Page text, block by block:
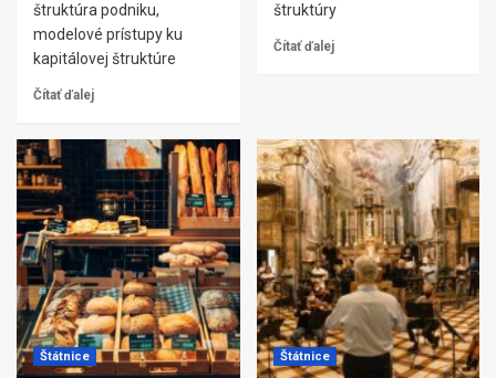
štruktúra podniku,
modelové prístupy ku
kapitálovej štruktúre
Čítať ďalej
štruktúry
Čítať ďalej
Štátnice Štátnice